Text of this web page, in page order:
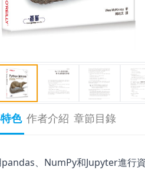
色 作者介紹 章節目錄
、NumPy和Jupyter進行